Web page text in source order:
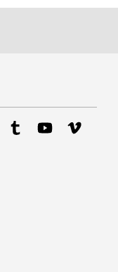
InstagramTumblr YouTube